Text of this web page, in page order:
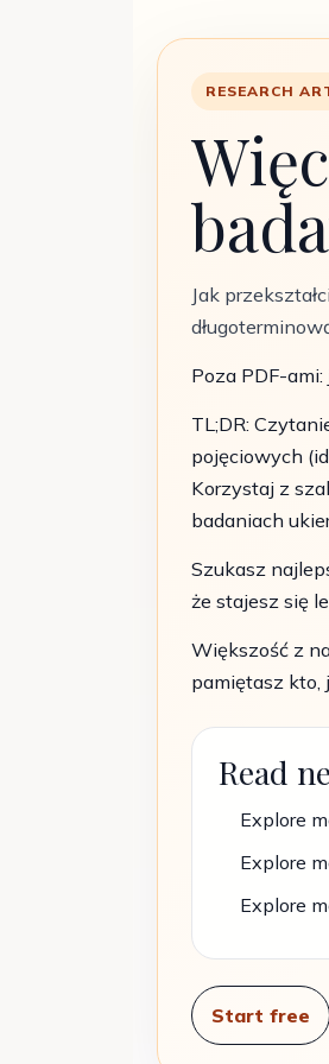
RESEARCH
Jak
Poza PDF-
TL;DR:
pojęciowych
Korzystaj z
badaniach
Szukasz
że stajesz się
Większość z
pamiętasz kto,
Read
Explore
Explore
Explore
Start free